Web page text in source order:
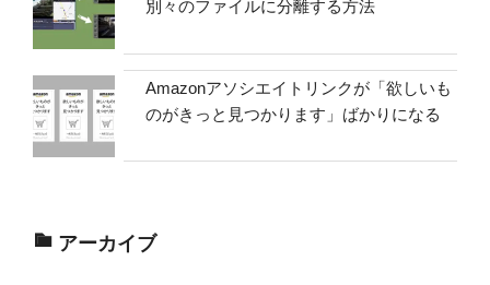
別々のファイルに分離する方法
Amazonアソシエイトリンクが「欲しいも
のがきっと見つかります」ばかりになる
アーカイブ